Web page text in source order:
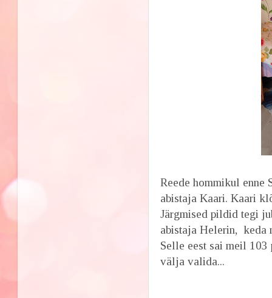
Reede hommikul
abistaja Kaari. Kaari
Järgmised pildid tegi
abistaja Helerin, keda
Selle eest sai meil
välja valida...